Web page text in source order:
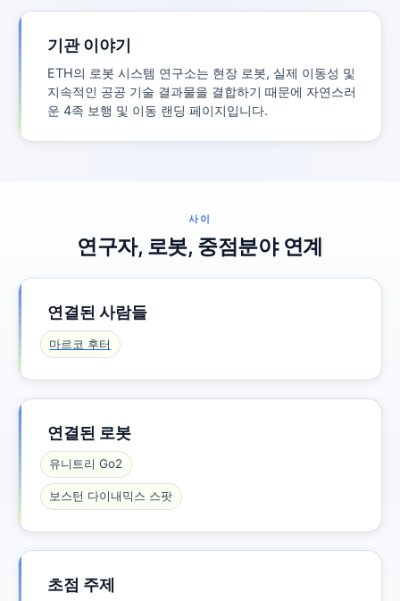
기관 이야기
ETH의 로봇 시스템 연구소는 현장 로봇, 실제 이동성 및
지속적인 공공 기술 결과물을 결합하기 때문에 자연스러
운 4족 보행 및 이동 랜딩 페이지입니다.
사이
연구자, 로봇, 중점분야 연계
연결된 사람들
마르코 후터
연결된 로봇
유니트리 Go2
보스턴 다이내믹스 스팟
초점 주제